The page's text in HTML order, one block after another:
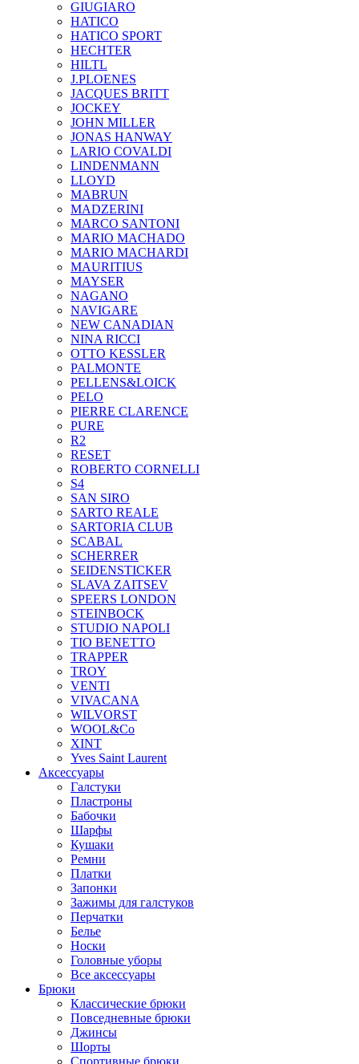
GIUGIARO
HATICO
HATICO SPORT
HECHTER
HILTL
J.PLOENES
JAСQUES BRITT
JOCKEY
JOHN MILLER
JONAS HANWAY
LARIO COVALDI
LINDENMANN
LLOYD
MABRUN
MADZERINI
MARCO SANTONI
MARIO MACHADO
MARIO MACHARDI
MAURITIUS
MAYSER
NAGANO
NAVIGARE
NEW CANADIAN
NINA RICCI
OTTO KESSLER
PALMONTE
PELLENS&LOICK
PELO
PIERRE CLARENCE
PURE
R2
RESET
ROBERTO CORNELLI
S4
SAN SIRO
SARTO REALE
SARTORIA CLUB
SCABAL
SCHERRER
SEIDENSTICKER
SLAVA ZAITSEV
SPEERS LONDON
STEINBOCK
STUDIO NAPOLI
TIO BENETTO
TRAPPER
TROY
VENTI
VIVACANA
WILVORST
WOOL&Co
XINT
Yves Saint Laurent
Аксессуары
Галстуки
Пластроны
Бабочки
Шарфы
Кушаки
Ремни
Платки
Запонки
Зажимы для галстуков
Перчатки
Белье
Носки
Головные уборы
Все аксессуары
Брюки
Классические брюки
Повседневные брюки
Джинсы
Шорты
Спортивные брюки